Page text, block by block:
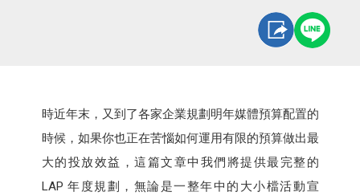
時近年末，又到了各家企業規劃明年媒體預算配置的
時候，如果你也正在苦惱如何運用有限的預算做出最
大的投放效益，這篇文章中我們將提供最完整的
LAP 年度規劃，無論是一整年中的大小檔活動宣